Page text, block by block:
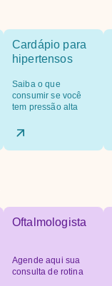
Cardápio para
hipertensos
Saiba o que
consumir se você
tem pressão alta
Oftalmologista
Agende aqui sua
consulta de rotina